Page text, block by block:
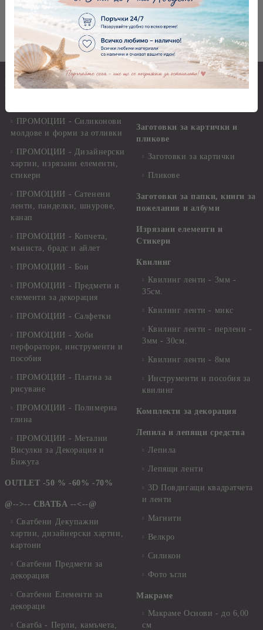
ЗАГОТОВКА ЗА ПАПКА
ЗА КРЪЩЕНЕ - 32,00 Х
23,00 СМ - БЯЛО
€4.30 8.41лв.
НАЙ-НОВИ ПРОДУКТИ
ПРОМОЦИИ до - 50%
ПРОМОЦИИ - Силиконови
молдове и форми за отливки
ПРОМОЦИИ - Дизайнерски
хартии, изрязани елементи,
стикери
ПРОМОЦИИ - Сатенени
ленти, панделки, шнурове,
канап
ПРОМОЦИИ - Копчета,
мъниста, брадс и айлет
ПРОМОЦИИ - Бои
ПРОМОЦИИ - Предмети и
елементи за декорация
ПРОМОЦИИ - Салфетки
ПРОМОЦИИ - Хоби
перфоратори, инструменти и
пособия
ПРОМОЦИИ - Платна за
рисуване
ПРОМОЦИИ - Полимерна
глина
ПРОМОЦИИ - Метални
Висулки за Декорация и
Бижута
OUTLET -50 % -60% -70%
@-->-- СВАТБА --<--@
Сватбени Декупажни
хартии, дизайнерски хартии,
картони
Сватбени Предмети за
декорация
Сватбени Елементи за
декораци
Сватба - Перли, камъчета,
Инструменти и пособия
Заготовки за картички и
пликове
Заготовки за картички
Пликове
Заготовки за папки, книги за
пожелания и албуми
Изрязани елементи и
Стикери
Квилинг
Квилинг ленти - 3мм -
35см.
Квилинг ленти - микс
Квилинг ленти - перлени -
3мм - 30см.
Квилинг ленти - 8мм
Инструменти и пособия за
квилинг
Комплекти за декорация
Лепила и лепящи средства
Лепила
Лепящи ленти
3D Повдигащи квадратчета
и ленти
Магнити
Велкро
Силикон
Фото ъгли
Макраме
Макраме Основи - до 6,00
см